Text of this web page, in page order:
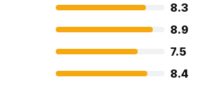
8.3
8.9
7.5
8.4